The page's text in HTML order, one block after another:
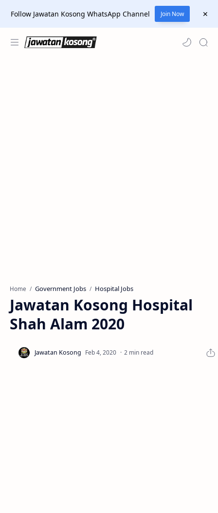
Follow Jawatan Kosong WhatsApp Channel Join Now
Home Government Jobs Hospital Jobs
Jawatan Kosong Hospital
Shah Alam 2020
2 min read